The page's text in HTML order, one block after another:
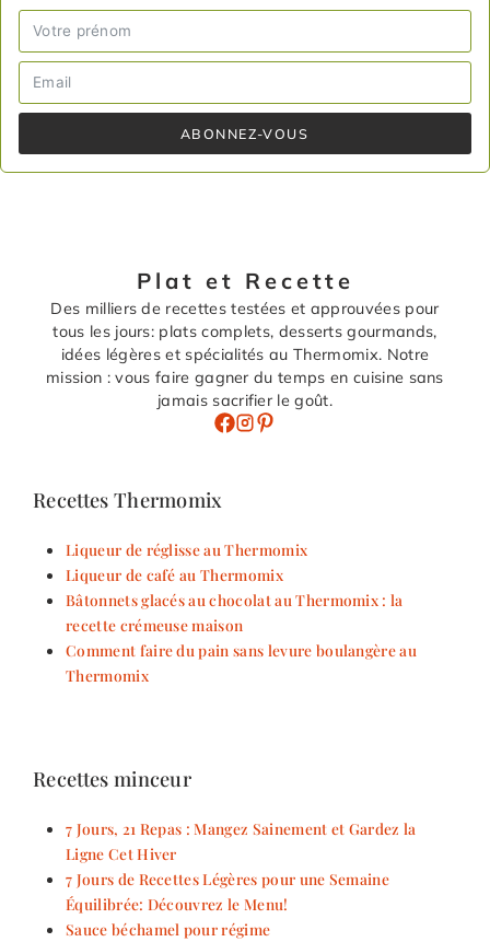
ABONNEZ-VOUS
Plat et Recette
Des milliers de recettes testées et approuvées pour
tous les jours: plats complets, desserts gourmands,
idées légères et spécialités au Thermomix. Notre
mission : vous faire gagner du temps en cuisine sans
jamais sacrifier le goût.
Recettes Thermomix
Liqueur de réglisse au Thermomix
Liqueur de café au Thermomix
Bâtonnets glacés au chocolat au Thermomix : la
recette crémeuse maison
Comment faire du pain sans levure boulangère au
Thermomix
Recettes minceur
7 Jours, 21 Repas : Mangez Sainement et Gardez la
Ligne Cet Hiver
7 Jours de Recettes Légères pour une Semaine
Équilibrée: Découvrez le Menu!
Sauce béchamel pour régime